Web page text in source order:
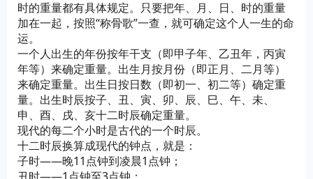
时的重量都有具体规定。只要把年、月、日、时的重量
加在一起，按照“称骨歌”一查，就可确定这个人一生的命
运。
一个人出生的年份按年干支（即甲子年、乙丑年，丙寅
年等）来确定重量。出生月按月份（即正月、二月等）
来确定重量。出生日按日数（即初一、初二等）确定重
量。出生时辰按子、丑、寅、卯、辰、巳、午、未、
申、酉、戌、亥十二时辰确定重量。
现代的每二个小时是古代的一个时辰。
十二时辰换算成现代的钟点，就是：
子时——晚11点钟到凌晨1点钟；